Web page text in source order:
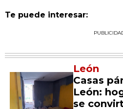
Te puede interesar:
León
Casas
León:
se